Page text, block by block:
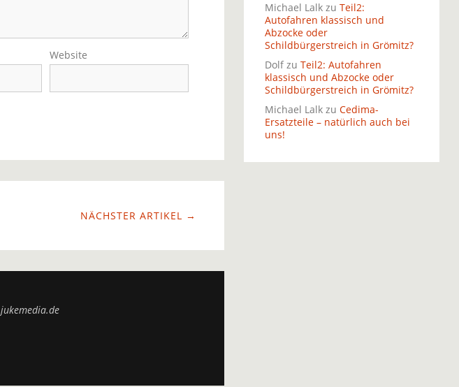
Website
NÄCHSTER ARTIKEL →
jukemedia.de
Michael Lalkzu Teil2:
Autofahren klassisch und
Abzocke oder
Schildbürgerstreich in Grömitz?
Dolfzu Teil2: Autofahren
klassisch und Abzocke oder
Schildbürgerstreich in Grömitz?
Michael Lalkzu Cedima-
Ersatzteile – natürlich auch bei
uns!